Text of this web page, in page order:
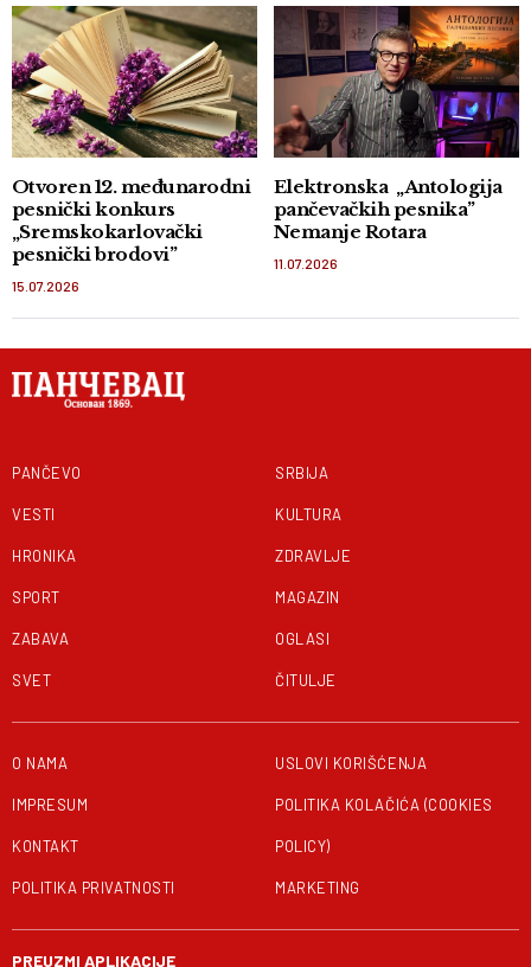
Otvoren 12. međunarodni
pesnički konkurs
„Sremskokarlovački
pesnički brodovi”
15.07.2026
Elektronska „Antologija
pančevačkih pesnika”
Nemanje Rotara
11.07.2026
PANČEVO
VESTI
HRONIKA
SPORT
ZABAVA
SVET
SRBIJA
KULTURA
ZDRAVLJE
MAGAZIN
OGLASI
ČITULJE
O NAMA
IMPRESUM
KONTAKT
POLITIKA PRIVATNOSTI
USLOVI KORIŠĆENJA
POLITIKA KOLAČIĆA (COOKIES
POLICY)
MARKETING
PREUZMI APLIKACIJE